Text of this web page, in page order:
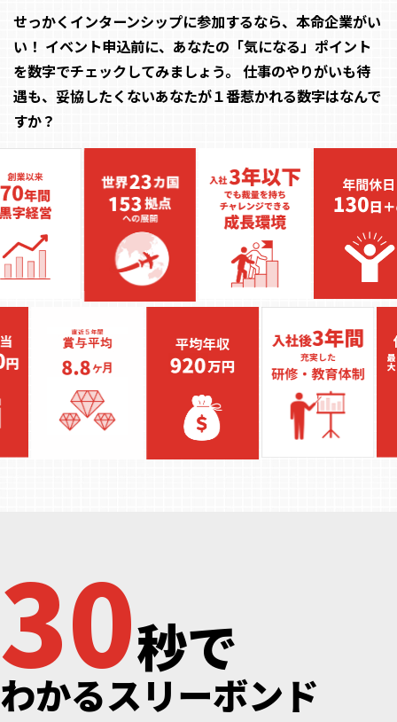
せっかくインターンシップに参加するなら、本命企業がい
い！ イベント申込前に、あなたの「気になる」ポイント
を数字でチェックしてみましょう。 仕事のやりがいも待
遇も、妥協したくないあなたが１番惹かれる数字はなんで
すか？
30秒で
わかるスリーボンド